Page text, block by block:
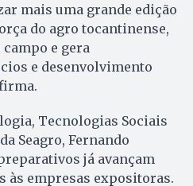
mais uma grande edição
do agro tocantinense,
e gera
e desenvolvimento
Tecnologias Sociais
Seagro, Fernando
já avançam
às empresas expositoras.